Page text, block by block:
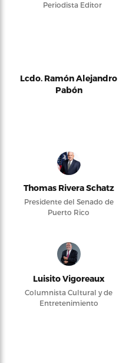
Periodista Editor
Lcdo. Ramón Alejandro
Pabón
Thomas Rivera Schatz
Presidente del Senado de
Puerto Rico
Luisito Vigoreaux
Columnista Cultural y de
Entretenimiento